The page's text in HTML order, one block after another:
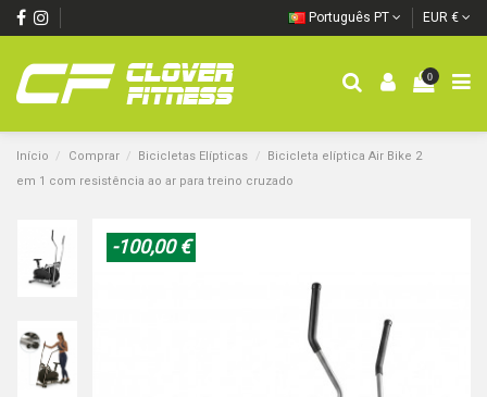
Português PT EUR €
0
Início Comprar Bicicletas Elípticas
Bicicleta elíptica Air Bike 2
em 1 com resistência ao ar para treino cruzado
-100,00 €